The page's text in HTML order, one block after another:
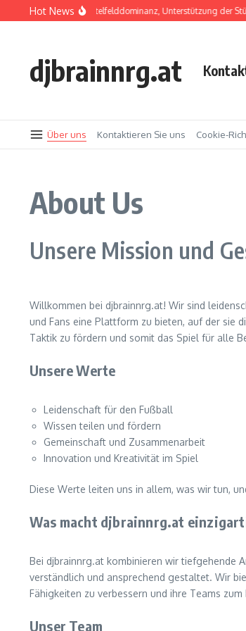
Skip to content
Hot News
4-1-3-2 Formation: Mittelfelddominanz, Unterstützung der
djbrainnrg.at
Über uns Kontaktieren Sie uns Cookie-
About Us
Unsere Mission und
Willkommen bei djbrainnrg.at! Wir sind
und Fans eine Plattform zu bieten, auf der sie
Taktik zu fördern und somit das Spiel für alle
Unsere Werte
Leidenschaft für den Fußball
Wissen teilen und fördern
Gemeinschaft und Zusammenarbeit
Innovation und Kreativität im Spiel
Diese Werte leiten uns in allem, was wir tun,
Was macht djbrainnrg.at
Bei djbrainnrg.at kombinieren wir tiefgehende
verständlich und ansprechend gestaltet. Wir
Fähigkeiten zu verbessern und ihre Teams
Unser Team